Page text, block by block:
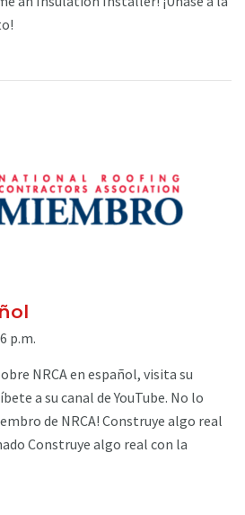
p.m.
NRCA en español, visita su
a su canal de YouTube. No lo
de NRCA! Construye algo real
Construye algo real con la